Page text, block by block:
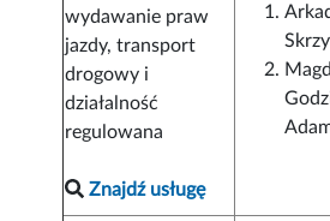
wydawanie praw
jazdy, transport
drogowy i
działalność
regulowana
Znajdź usługę